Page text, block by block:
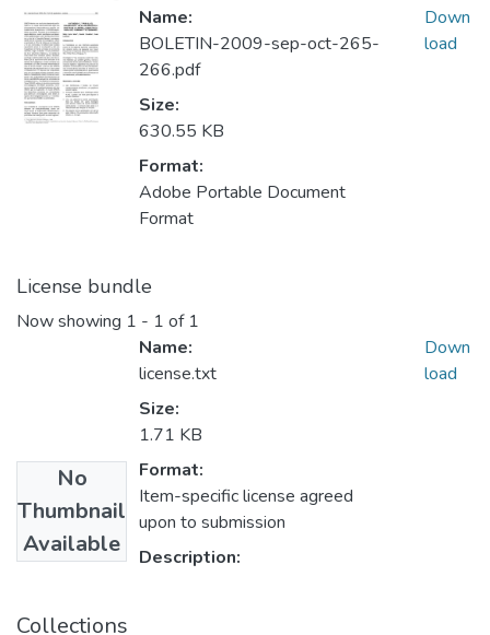
Name:
BOLETIN-2009-sep-oct-265-
266.pdf
Size:
630.55 KB
Format:
Adobe Portable Document
Format
Down
load
License bundle
Now showing 1 - 1 of 1
No
Thumbnail
Available
Name:
license.txt
Size:
1.71 KB
Format:
Item-specific license agreed
upon to submission
Description:
Down
load
Collections